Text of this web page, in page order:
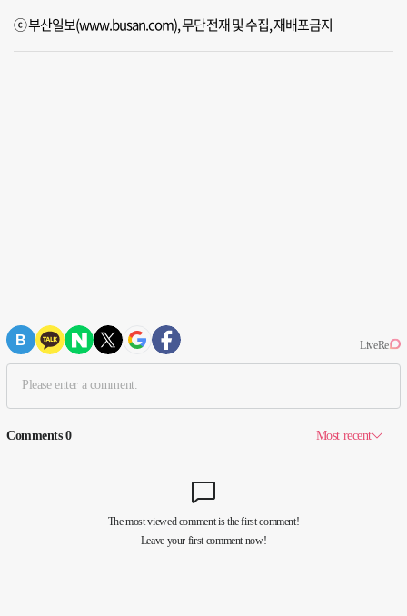
ⓒ 부산일보(www.busan.com), 무단전재 및 수집, 재배포금지